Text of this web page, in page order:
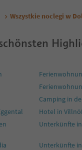
Wszystkie noclegi w
Camping in
Hotel in
Unterkünfte
Unterkünfte